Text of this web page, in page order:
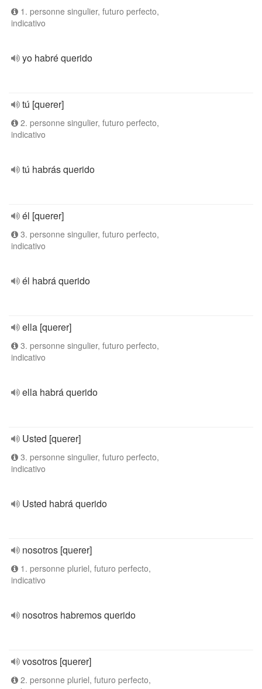
1. personne singulier, futuro perfecto,
indicativo
yo habré querido
tú [querer]
2. personne singulier, futuro perfecto,
indicativo
tú habrás querido
él [querer]
3. personne singulier, futuro perfecto,
indicativo
él habrá querido
ella [querer]
3. personne singulier, futuro perfecto,
indicativo
ella habrá querido
Usted [querer]
3. personne singulier, futuro perfecto,
indicativo
Usted habrá querido
nosotros [querer]
1. personne pluriel, futuro perfecto,
indicativo
nosotros habremos querido
vosotros [querer]
2. personne pluriel, futuro perfecto,